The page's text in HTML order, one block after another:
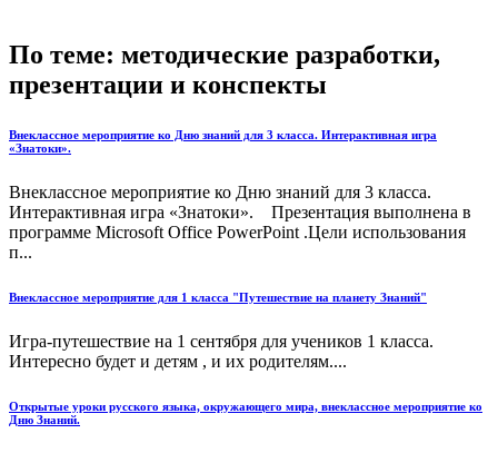
По теме: методические разработки,
презентации и конспекты
Внеклассное мероприятие ко Дню знаний для 3 класса. Интерактивная игра
«Знатоки».
Внеклассное мероприятие ко Дню знаний для 3 класса.
Интерактивная игра «Знатоки». Презентация выполнена в
программе Microsoft Office PowerPoint .Цели использования
п...
Внеклассное мероприятие для 1 класса "Путешествие на планету Знаний"
Игра-путешествие на 1 сентября для учеников 1 класса.
Интересно будет и детям , и их родителям....
Открытые уроки русского языка, окружающего мира, внеклассное мероприятие ко
Дню Знаний.